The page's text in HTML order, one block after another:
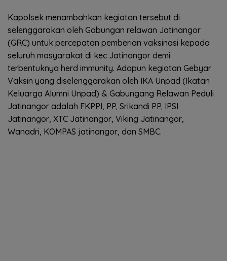
Kapolsek menambahkan kegiatan tersebut di
selenggarakan oleh Gabungan relawan Jatinangor
(GRC) untuk percepatan pemberian vaksinasi kepada
seluruh masyarakat di kec Jatinangor demi
terbentuknya herd immunity. Adapun kegiatan Gebyar
Vaksin yang diselenggarakan oleh IKA Unpad (Ikatan
Keluarga Alumni Unpad) & Gabungang Relawan Peduli
Jatinangor adalah FKPPI, PP, Srikandi PP, IPSI
Jatinangor, XTC Jatinangor, Viking Jatinangor,
Wanadri, KOMPAS jatinangor, dan SMBC.